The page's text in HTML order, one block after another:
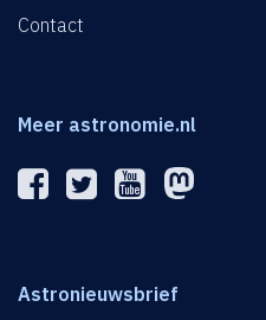
Contact
Meer astronomie.nl
Astronieuwsbrief